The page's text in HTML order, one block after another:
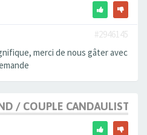
#2946145
merci de nous gâter avec
/ COUPLE CANDAULISTE